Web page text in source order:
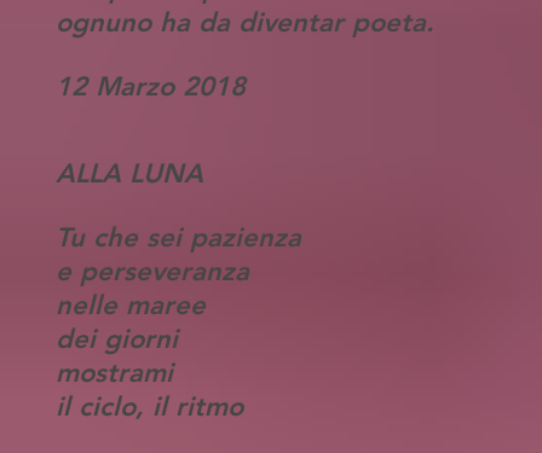
ognuno ha da diventar poeta.
12 Marzo 2018
ALLA LUNA
Tu che sei pazienza
e perseveranza
nelle maree
dei giorni
mostrami
il ciclo, il ritmo